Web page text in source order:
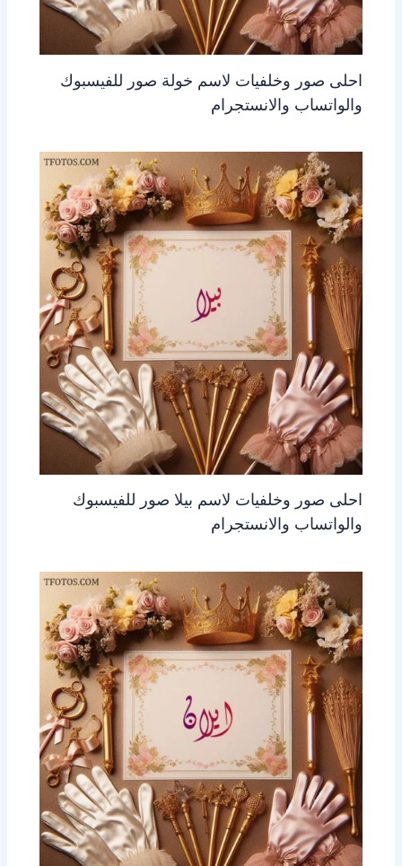
احلى صور وخلفيات لاسم خولة صور للفيسبوك
والواتساب والانستجرام
احلى صور وخلفيات لاسم بيلا صور للفيسبوك
والواتساب والانستجرام